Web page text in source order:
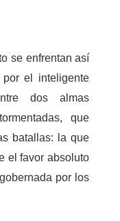
se enfrentan así
el inteligente
dos almas
que
batallas: la que
el favor absoluto
por los